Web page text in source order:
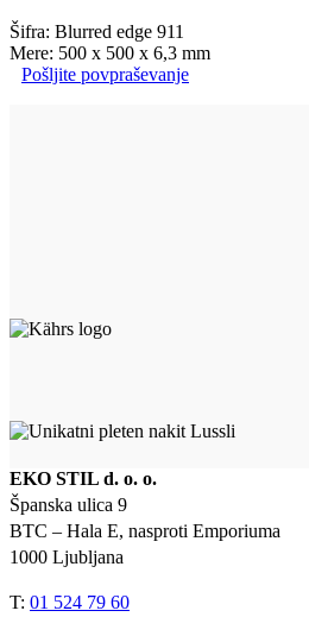
Šifra: Blurred edge 911
Mere: 500 x 500 x 6,3 mm
Pošljite povpraševanje
EKO STIL d. o. o.
Španska ulica 9
BTC – Hala E, nasproti Emporiuma
1000 Ljubljana
T: 01 524 79 60